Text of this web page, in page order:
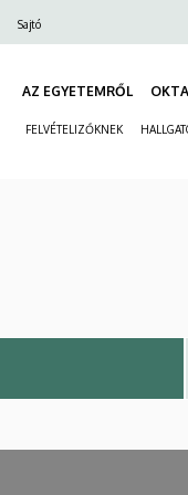
Sajtó
AZ EGYETEMRŐL
FELVÉTELIZŐKNEK